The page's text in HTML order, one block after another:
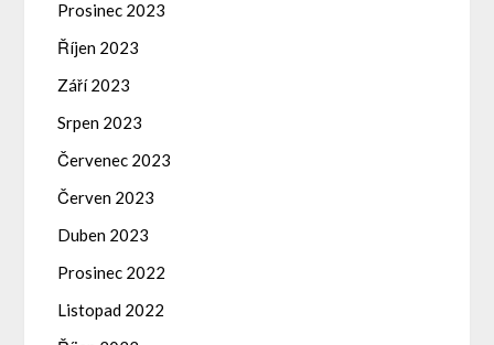
Prosinec 2023
Říjen 2023
Září 2023
Srpen 2023
Červenec 2023
Červen 2023
Duben 2023
Prosinec 2022
Listopad 2022